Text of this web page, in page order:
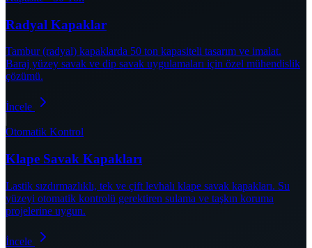
Radyal Kapaklar
Tambur (radyal) kapaklarda 50 ton kapasiteli tasarım ve imalat.
Baraj yüzey savak ve dip savak uygulamaları için özel mühendislik
çözümü.
İncele
Otomatik Kontrol
Klape Savak Kapakları
Lastik sızdırmazlıklı, tek ve çift levhalı klape savak kapakları. Su
yüzeyi otomatik kontrolü gerektiren sulama ve taşkın koruma
projelerine uygun.
İncele